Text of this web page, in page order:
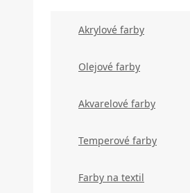
Akrylové farby
Olejové farby
Akvarelové farby
Temperové farby
Farby na textil